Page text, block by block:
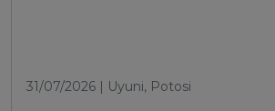
31/07/2026 | Uyuni, Potosi